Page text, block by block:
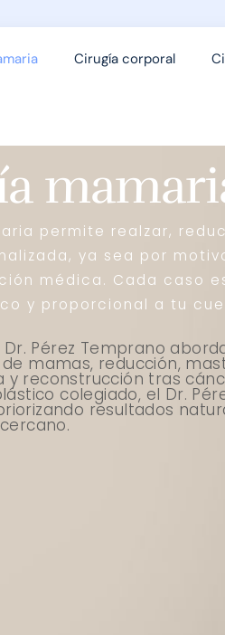
Cirugía corporal
permite realzar,
ya sea por
médica. Cada caso
y proporcional a tu
Dr. Pérez Temprano
mamas, reducción,
y reconstrucción tras
colegiado, el Dr.
resultados